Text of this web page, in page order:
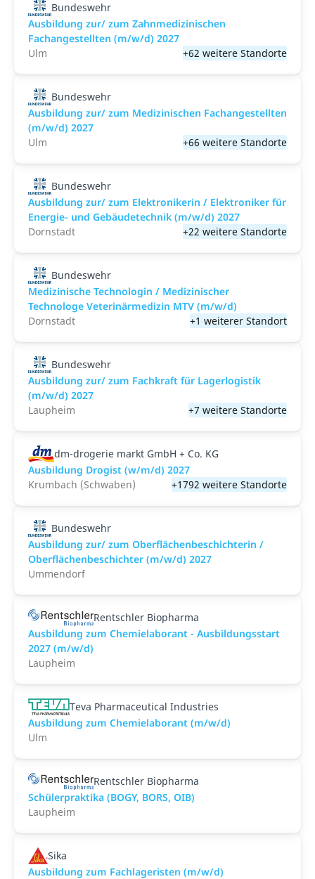
Bundeswehr
Ausbildung zur/ zum Zahnmedizinischen
Fachangestellten (m/w/d) 2027
Ulm
+62 weitere Standorte
Bundeswehr
Ausbildung zur/ zum Medizinischen Fachangestellten
(m/w/d) 2027
Ulm
+66 weitere Standorte
Bundeswehr
Ausbildung zur/ zum Elektronikerin / Elektroniker für
Energie- und Gebäudetechnik (m/w/d) 2027
Dornstadt
+22 weitere Standorte
Bundeswehr
Medizinische Technologin / Medizinischer
Technologe Veterinärmedizin MTV (m/w/d)
Dornstadt
+1 weiterer Standort
Bundeswehr
Ausbildung zur/ zum Fachkraft für Lagerlogistik
(m/w/d) 2027
Laupheim
+7 weitere Standorte
dm-drogerie markt GmbH + Co. KG
Ausbildung Drogist (w/m/d) 2027
Krumbach (Schwaben)
+1792 weitere Standorte
Bundeswehr
Ausbildung zur/ zum Oberflächenbeschichterin /
Oberflächenbeschichter (m/w/d) 2027
Ummendorf
Rentschler Biopharma
Ausbildung zum Chemielaborant - Ausbildungsstart
2027 (m/w/d)
Laupheim
Teva Pharmaceutical Industries
Ausbildung zum Chemielaborant (m/w/d)
Ulm
Rentschler Biopharma
Schülerpraktika (BOGY, BORS, OIB)
Laupheim
Sika
Ausbildung zum Fachlageristen (m/w/d)